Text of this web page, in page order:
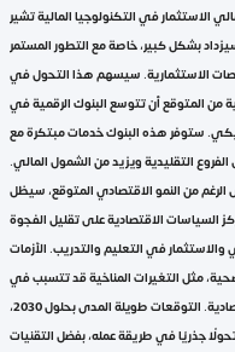
الاستثمار في التكنولوجيا المالية تشير
بشكل كبير، خاصة مع التطور المستمر
الاستثمارية. سيسهم هذا التحول في
من المتوقع أن تتوسع البنوك الرقمية في
ستوفر هذه البنوك خدمات مبتكرة مع
التقليدية ويزيد من الشمول المالي.
الرغم من النمو الاقتصادي المتوقع، سيظل
السياسات الاقتصادية على تقليل الفجوة
والاستثمار في التعليم والتدريب. الأزمات
مثل التغيرات المناخية قد تتسبب في
أزمات بيئية تؤثر بشكل كبير على بعض القطاعات الاقتصادية. التوقعات طويلة المدى بحلول 2030،
جذريًا في طريقة عمله، بفضل التقنيات